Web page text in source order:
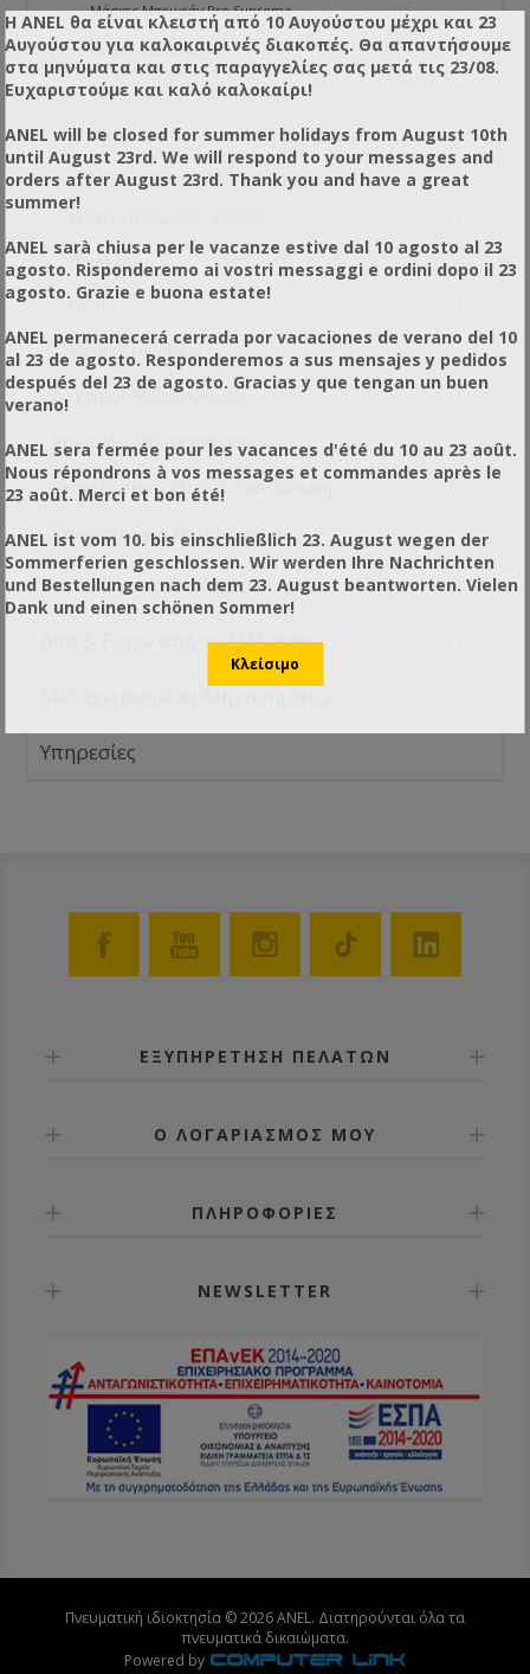
Μάσκες Μπουφάν Pro Supreme
Μάσκες Μπουφάν Pro
Μάσκες Μπουφάν Αστροναύτη ANEL
Μάσκες Μπουφάν Αστροναύτη με Αερισμούς
Μάσκες Μπουφάν Αστροναύτη Pro
Παντελόνια
Γάντια
Μετά το τσίμπημα
Αρχάριοι Μελισσοκόμοι +
Εργαλεία Μελισσοκόμου +
Εκπαιδευτικό Υλικό & Εκπαίδευση +
Υπηρεσίες για Μελισσοκόμους
Για το Συσκευαστήριο +
Από & Γύρω από τη Μέλισσα
Υπηρεσίες
ΕΞΥΠΗΡΕΤΗΣΗ ΠΕΛΑΤΩΝ
Ο ΛΟΓΑΡΙΑΣΜΟΣ ΜΟΥ
ΠΛΗΡΟΦΟΡΙΕΣ
NEWSLETTER
Πνευματική ιδιοκτησία © 2026 ANEL. Διατηρούνται όλα τα
πνευματικά δικαιώματα.
Powered by
Η ANEL θα είναι κλειστή από 10 Αυγούστου μέχρι και 23
Αυγούστου για καλοκαιρινές διακοπές. Θα απαντήσουμε
στα μηνύματα και στις παραγγελίες σας μετά τις 23/08.
Ευχαριστούμε και καλό καλοκαίρι!
ANEL will be closed for summer holidays from August 10th
until August 23rd. We will respond to your messages and
orders after August 23rd. Thank you and have a great
summer!
ANEL sarà chiusa per le vacanze estive dal 10 agosto al 23
agosto. Risponderemo ai vostri messaggi e ordini dopo il 23
agosto. Grazie e buona estate!
ANEL permanecerá cerrada por vacaciones de verano del 10
al 23 de agosto. Responderemos a sus mensajes y pedidos
después del 23 de agosto. Gracias y que tengan un buen
verano!
ANEL sera fermée pour les vacances d'été du 10 au 23 août.
Nous répondrons à vos messages et commandes après le
23 août. Merci et bon été!
ANEL ist vom 10. bis einschließlich 23. August wegen der
Sommerferien geschlossen. Wir werden Ihre Nachrichten
und Bestellungen nach dem 23. August beantworten. Vielen
Dank und einen schönen Sommer!